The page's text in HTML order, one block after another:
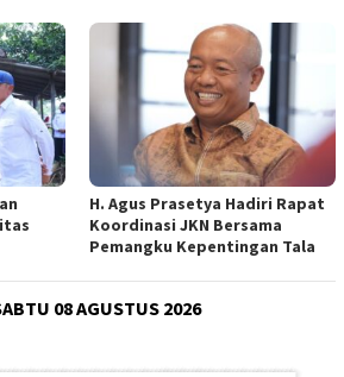
H. Agus Prasetya Hadiri Rapat
Koordinasi JKN Bersama
Pemangku Kepentingan Tala
08 AGUSTUS 2026